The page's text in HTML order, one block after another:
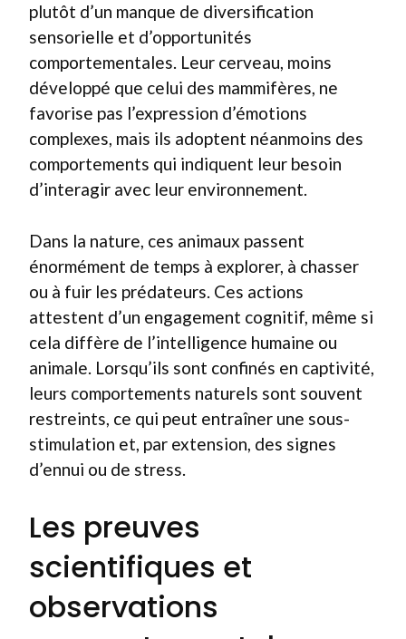
plutôt d’un manque de diversification
sensorielle et d’opportunités
comportementales. Leur cerveau, moins
développé que celui des mammifères, ne
favorise pas l’expression d’émotions
complexes, mais ils adoptent néanmoins des
comportements qui indiquent leur besoin
d’interagir avec leur environnement.
Dans la nature, ces animaux passent
énormément de temps à explorer, à chasser
ou à fuir les prédateurs. Ces actions
attestent d’un engagement cognitif, même si
cela diffère de l’intelligence humaine ou
animale. Lorsqu’ils sont confinés en captivité,
leurs comportements naturels sont souvent
restreints, ce qui peut entraîner une sous-
stimulation et, par extension, des signes
d’ennui ou de stress.
Les preuves
scientifiques et
observations